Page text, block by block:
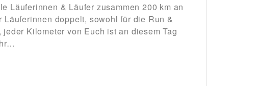
Läuferinnen & Läufer zusammen 200 km an
doppelt, sowohl für die Run &
Kilometer von Euch ist an diesem Tag